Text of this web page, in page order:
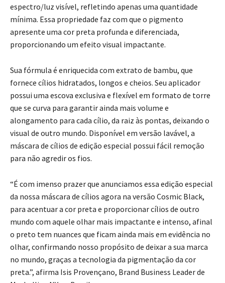
espectro/luz visível, refletindo apenas uma quantidade
mínima. Essa propriedade faz com que o pigmento
apresente uma cor preta profunda e diferenciada,
proporcionando um efeito visual impactante.
Sua fórmula é enriquecida com extrato de bambu, que
fornece cílios hidratados, longos e cheios. Seu aplicador
possui uma escova exclusiva e flexível em formato de torre
que se curva para garantir ainda mais volume e
alongamento para cada cílio, da raiz às pontas, deixando o
visual de outro mundo. Disponível em versão lavável, a
máscara de cílios de edição especial possui fácil remoção
para não agredir os fios.
“É com imenso prazer que anunciamos essa edição especial
da nossa máscara de cílios agora na versão Cosmic Black,
para acentuar a cor preta e proporcionar cílios de outro
mundo com aquele olhar mais impactante e intenso, afinal
o preto tem nuances que ficam ainda mais em evidência no
olhar, confirmando nosso propósito de deixar a sua marca
no mundo, graças a tecnologia da pigmentação da cor
preta.”, afirma Isis Provençano, Brand Business Leader de